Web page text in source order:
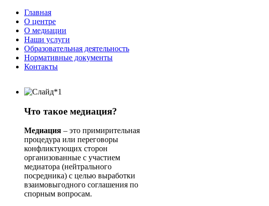
Главная
О центре
О медиации
Наши услуги
Образовательная деятельность
Нормативные документы
Контакты
Что такое медиация?
Медиация – это примирительная
процедура или переговоры
конфликтующих сторон
организованные с участием
медиатора (нейтрального
посредника) с целью выработки
взаимовыгодного соглашения по
спорным вопросам.